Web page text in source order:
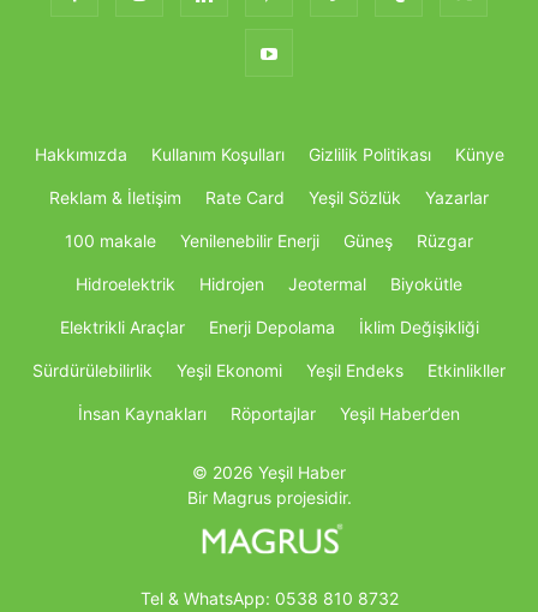
Hakkımızda Kullanım Koşulları Gizlilik Politikası Künye
Reklam & İletişim Rate Card Yeşil Sözlük Yazarlar
100 makale Yenilenebilir Enerji Güneş Rüzgar
Hidroelektrik Hidrojen Jeotermal Biyokütle
Elektrikli Araçlar Enerji Depolama İklim Değişikliği
Sürdürülebilirlik Yeşil Ekonomi Yeşil Endeks Etkinlikller
İnsan Kaynakları Röportajlar Yeşil Haber’den
© 2026 Yeşil Haber
Bir Magrus projesidir.
Tel & WhatsApp: 0538 810 8732